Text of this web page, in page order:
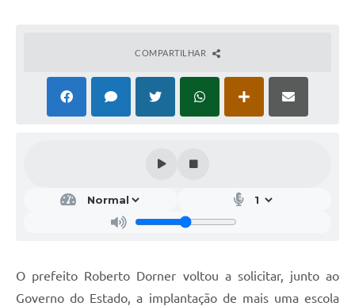
COMPARTILHAR
O prefeito Roberto Dorner voltou a solicitar, junto ao
Governo do Estado, a implantação de mais uma escola